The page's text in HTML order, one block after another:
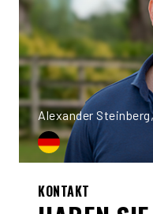
Alexander
KONTAKT